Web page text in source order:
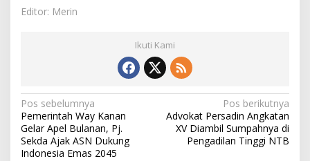
Editor: Merin
Ikuti Kami
N
a
v
Pos sebelumnya
Pemerintah Way Kanan
Gelar Apel Bulanan, Pj.
Sekda Ajak ASN Dukung
Indonesia Emas 2045
Pos berikutnya
Advokat Persadin Angkatan
XV Diambil Sumpahnya di
Pengadilan Tinggi NTB